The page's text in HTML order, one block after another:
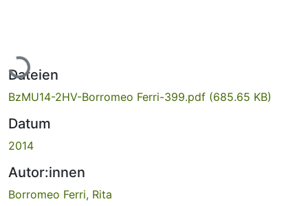
Lade...
Dateien
BzMU14-2HV-Borromeo Ferri-399.pdf (685.65 KB)
Datum
2014
Autor:innen
Borromeo Ferri, Rita